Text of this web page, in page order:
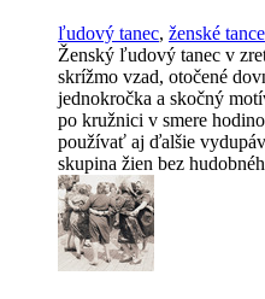
ľudový tanec, ženské tance
Ženský ľudový tanec v
skrížmo vzad, otočené
jednokročka a skočný
po kružnici v smere
používať aj ďalšie
skupina žien bez